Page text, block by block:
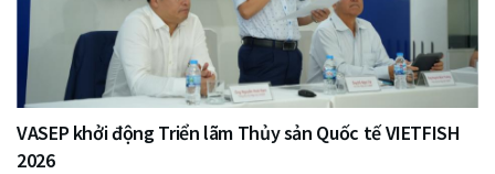
VASEP khởi động Triển lãm Thủy sản Quốc tế VIETFISH
2026